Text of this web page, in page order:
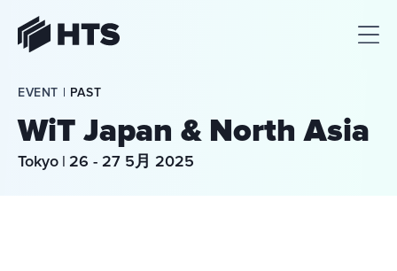
EVENT | PAST
WiT Japan & North Asia
Tokyo 26 - 27 5月 2025